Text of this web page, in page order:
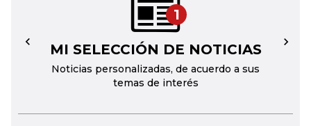
1
MI SELECCIÓN DE NOTICIAS
Noticias personalizadas, de acuerdo a sus
temas de interés
← →